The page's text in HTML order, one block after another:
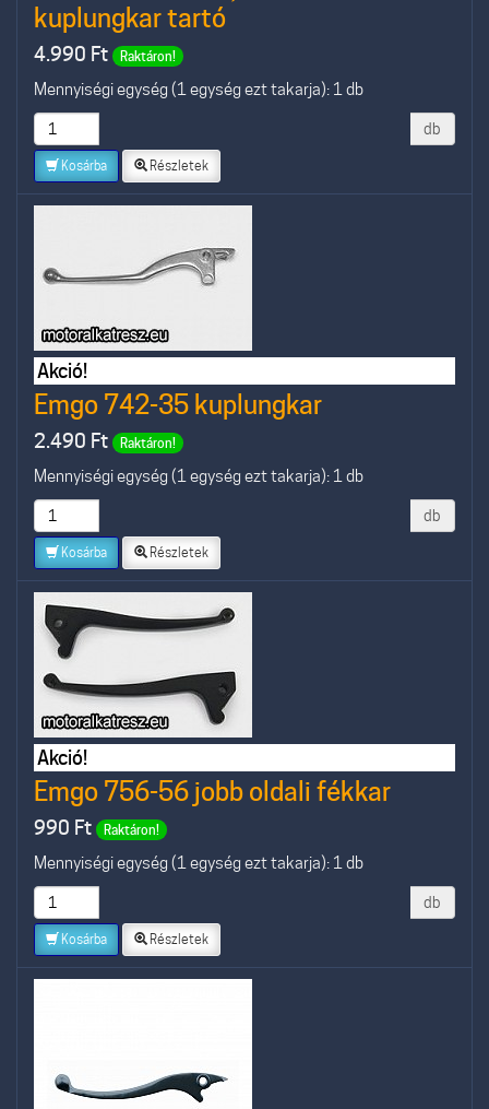
kuplungkar tartó
4.990 Ft Raktáron!
Mennyiségi egység (1 egység ezt takarja): 1 db
db
Kosárba Részletek
Akció!
Emgo 742-35 kuplungkar
2.490 Ft Raktáron!
Mennyiségi egység (1 egység ezt takarja): 1 db
db
Kosárba Részletek
Akció!
Emgo 756-56 jobb oldali fékkar
990 Ft Raktáron!
Mennyiségi egység (1 egység ezt takarja): 1 db
db
Kosárba Részletek